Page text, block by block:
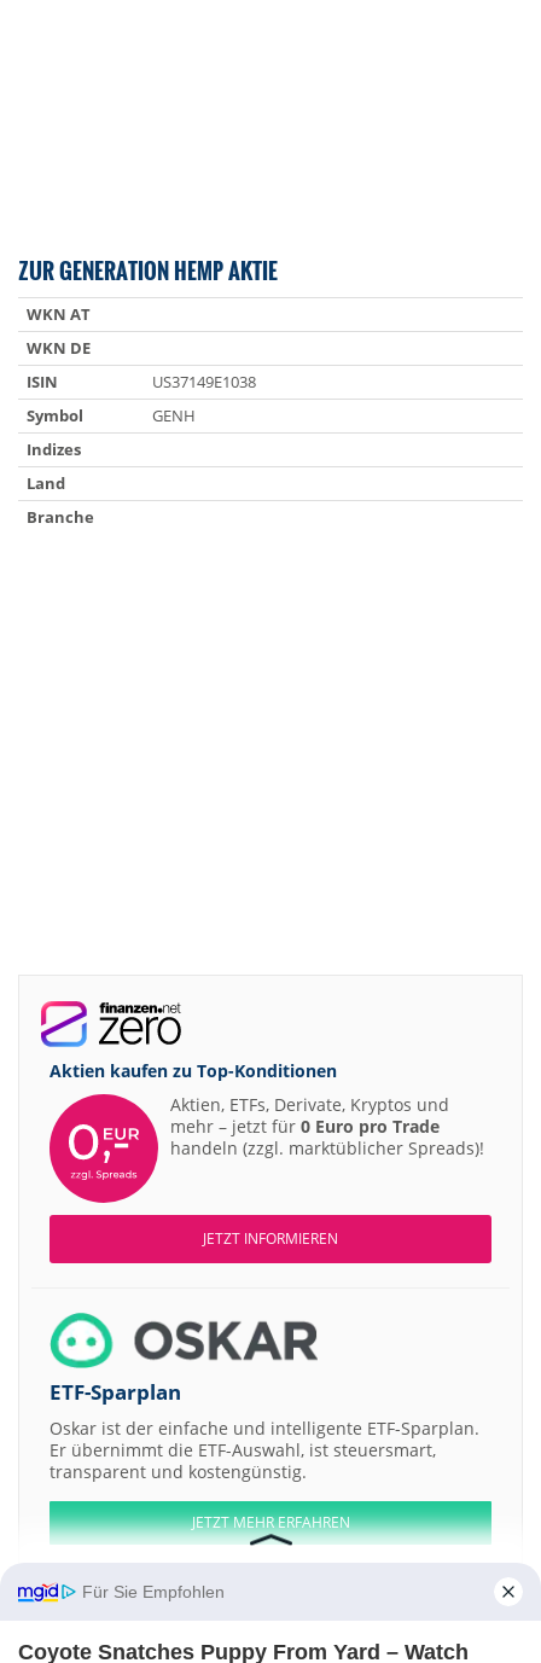
ZUR GENERATION HEMP AKTIE
WKN AT
WKN DE
ISIN
US37149E1038
Symbol
GENH
Indizes
Land
Branche
Aktien kaufen zu Top-Konditionen
Aktien, ETFs, Derivate, Kryptos und
mehr – jetzt für 0 Euro pro Trade
handeln (zzgl. marktüblicher Spreads)!
JETZT INFORMIEREN
ETF-Sparplan
Oskar ist der einfache und intelligente ETF-Sparplan.
Er übernimmt die ETF-Auswahl, ist steuersmart,
transparent und kostengünstig.
JETZT MEHR ERFAHREN
Für Sie Empfohlen
Coyote Snatches Puppy From Yard – Watch